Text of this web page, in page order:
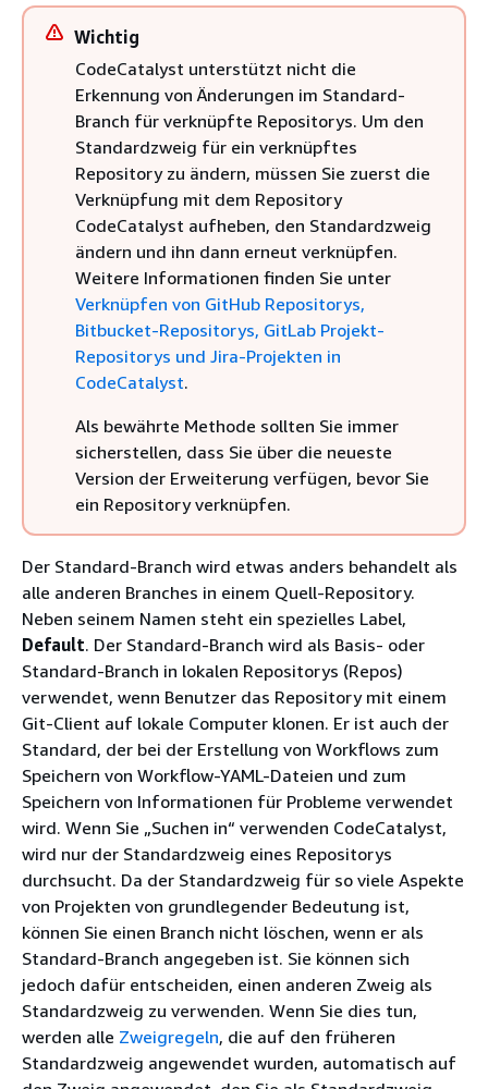
Wichtig
CodeCatalyst unterstützt nicht die
Erkennung von Änderungen im Standard-
Branch für verknüpfte Repositorys. Um den
Standardzweig für ein verknüpftes
Repository zu ändern, müssen Sie zuerst die
Verknüpfung mit dem Repository
CodeCatalyst aufheben, den Standardzweig
ändern und ihn dann erneut verknüpfen.
Weitere Informationen finden Sie unter
Verknüpfen von GitHub Repositorys,
Bitbucket-Repositorys, GitLab Projekt-
Repositorys und Jira-Projekten in
CodeCatalyst.
Als bewährte Methode sollten Sie immer
sicherstellen, dass Sie über die neueste
Version der Erweiterung verfügen, bevor Sie
ein Repository verknüpfen.
Der Standard-Branch wird etwas anders behandelt als
alle anderen Branches in einem Quell-Repository.
Neben seinem Namen steht ein spezielles Label,
Default. Der Standard-Branch wird als Basis- oder
Standard-Branch in lokalen Repositorys (Repos)
verwendet, wenn Benutzer das Repository mit einem
Git-Client auf lokale Computer klonen. Er ist auch der
Standard, der bei der Erstellung von Workflows zum
Speichern von Workflow-YAML-Dateien und zum
Speichern von Informationen für Probleme verwendet
wird. Wenn Sie „Suchen in“ verwenden CodeCatalyst,
wird nur der Standardzweig eines Repositorys
durchsucht. Da der Standardzweig für so viele Aspekte
von Projekten von grundlegender Bedeutung ist,
können Sie einen Branch nicht löschen, wenn er als
Standard-Branch angegeben ist. Sie können sich
jedoch dafür entscheiden, einen anderen Zweig als
Standardzweig zu verwenden. Wenn Sie dies tun,
werden alle Zweigregeln, die auf den früheren
Standardzweig angewendet wurden, automatisch auf